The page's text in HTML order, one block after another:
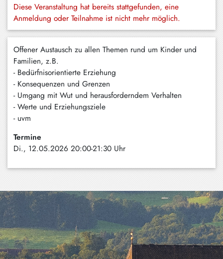
Diese Veranstaltung hat bereits stattgefunden, eine
Anmeldung oder Teilnahme ist nicht mehr möglich.
Offener Austausch zu allen Themen rund um Kinder und
Familien, z.B.
- Bedürfnisorientierte Erziehung
- Konsequenzen und Grenzen
- Umgang mit Wut und herausforderndem Verhalten
- Werte und Erziehungsziele
- uvm
Termine
Di., 12.05.2026 20:00-21:30 Uhr
Schaftlach
/
Waakirchen
Schliersee
Tegernsee
Warngau
/
Wall
Weyarn